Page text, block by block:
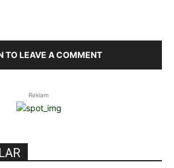
TO LEAVE A COMMENT
Reklam